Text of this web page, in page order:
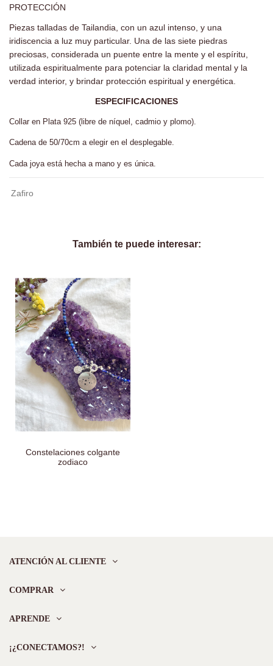
PROTECCIÓN
Piezas talladas de Tailandia, con un azul intenso, y una
iridiscencia a luz muy particular. Una de las siete piedras
preciosas, considerada un puente entre la mente y el espíritu,
utilizada espiritualmente para potenciar la claridad mental y la
verdad interior, y brindar protección espiritual y energética.
ESPECIFICACIONES
Collar en Plata 925 (libre de níquel, cadmio y plomo).
Cadena de 50/70cm a elegir en el desplegable.
Cada joya está hecha a mano y es única.
Zafiro
También te puede interesar:
Constelaciones colgante
zodiaco
ATENCIÓN AL CLIENTE
COMPRAR
APRENDE
¡¿CONECTAMOS?!